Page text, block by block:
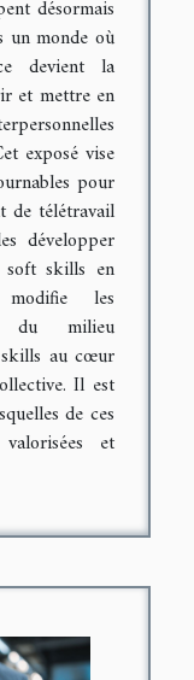
désormais
un monde où
devient la
et mettre en
exposé vise
pour
de télétravail
développer
soft skills en
les
du milieu
au cœur
Il est
de ces
et